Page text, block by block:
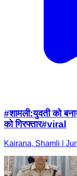
#शामली:युवती को
को गिरफ्तार#viral
Kairana, Shamli |